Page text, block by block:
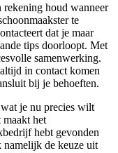
rekening houd wanneer
te
dat je maar
tips doorloopt. Met
samenwerking.
in contact komen
bij je behoeften.
je nu precies wilt
maakt het
hebt gevonden
namelijk de keuze uit